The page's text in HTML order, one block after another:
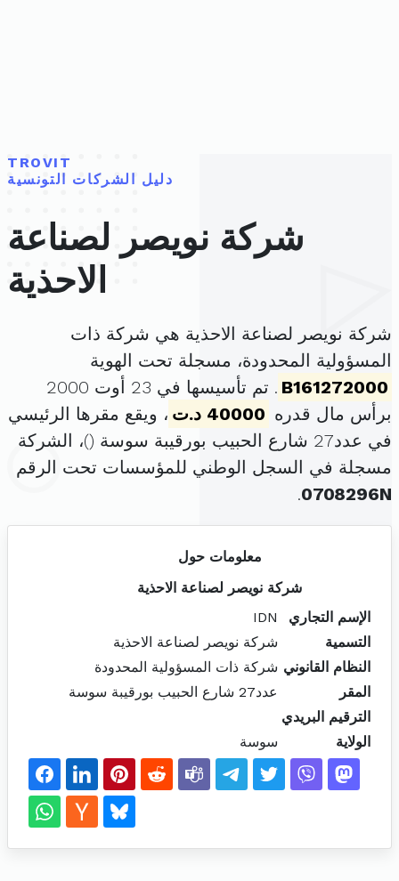
TROVIT
دليل الشركات التونسية
شركة نويصر لصناعة
الاحذية
شركة نويصر لصناعة الاحذية هي شركة ذات
المسؤولية المحدودة، مسجلة تحت الهوية
B161272000
. تم تأسيسها في 23 أوت 2000
برأس مال قدره 40000 د.ت
، ويقع مقرها الرئيسي
في عدد27 شارع الحبيب بورقيبة سوسة (
)، الشركة
مسجلة في السجل الوطني للمؤسسات تحت الرقم
0708296N
.
معلومات حول
شركة نويصر لصناعة الاحذية
الإسم التجاري
IDN
التسمية
شركة نويصر لصناعة الاحذية
النظام القانوني شركة ذات المسؤولية المحدودة
المقر
عدد27 شارع الحبيب بورقيبة سوسة
الترقيم البريدي
الولاية
سوسة